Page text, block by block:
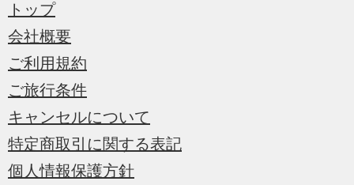
トップ
会社概要
ご利用規約
ご旅行条件
キャンセルについて
特定商取引に関する表記
個人情報保護方針